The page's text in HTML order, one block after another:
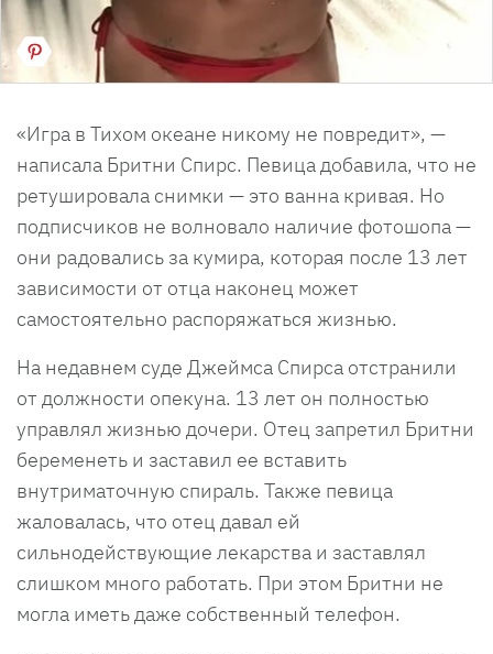
«Игра в Тихом океане никому не повредит», —
написала Бритни Спирс. Певица добавила, что не
ретушировала снимки — это ванна кривая. Но
подписчиков не волновало наличие фотошопа —
они радовались за кумира, которая после 13 лет
зависимости от отца наконец может
самостоятельно распоряжаться жизнью.
На недавнем суде Джеймса Спирса отстранили
от должности опекуна. 13 лет он полностью
управлял жизнью дочери. Отец запретил Бритни
беременеть и заставил ее вставить
внутриматочную спираль. Также певица
жаловалась, что отец давал ей
сильнодействующие лекарства и заставлял
слишком много работать. При этом Бритни не
могла иметь даже собственный телефон.